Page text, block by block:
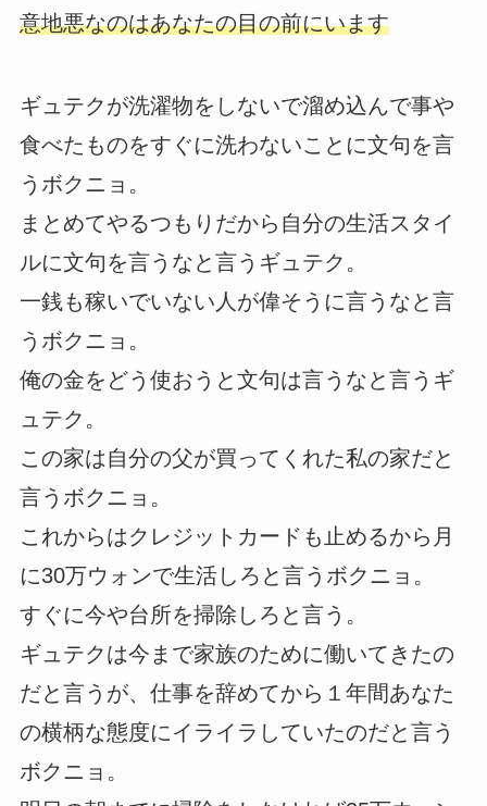
意地悪なのはあなたの目の前にいます
ギュテクが洗濯物をしないで溜め込んで事や
食べたものをすぐに洗わないことに文句を言
うボクニョ。
まとめてやるつもりだから自分の生活スタイ
ルに文句を言うなと言うギュテク。
一銭も稼いでいない人が偉そうに言うなと言
うボクニョ。
俺の金をどう使おうと文句は言うなと言うギ
ュテク。
この家は自分の父が買ってくれた私の家だと
言うボクニョ。
これからはクレジットカードも止めるから月
に30万ウォンで生活しろと言うボクニョ。
すぐに今や台所を掃除しろと言う。
ギュテクは今まで家族のために働いてきたの
だと言うが、仕事を辞めてから１年間あなた
の横柄な態度にイライラしていたのだと言う
ボクニョ。